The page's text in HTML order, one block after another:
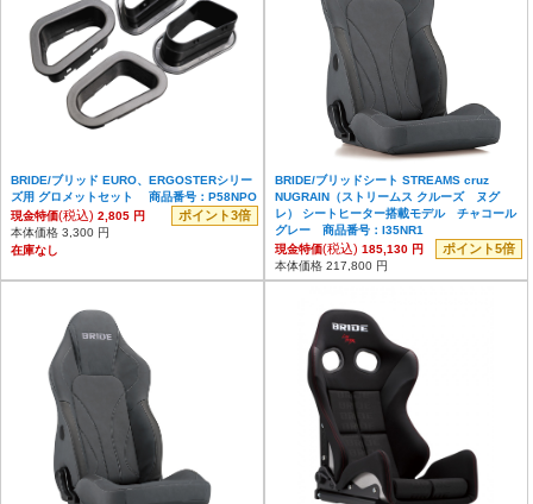
BRIDE/ブリッド EURO、ERGOSTERシリー
ズ用 グロメットセット 商品番号：P58NPO
現金特価(税込) 2,805 円 ポイント3倍
本体価格 3,300 円
在庫なし
BRIDE/ブリッドシート STREAMS cruz
NUGRAIN（ストリームス クルーズ ヌグ
レ） シートヒーター搭載モデル チャコール
グレー 商品番号：I35NR1
現金特価(税込) 185,130 円 ポイント5倍
本体価格 217,800 円